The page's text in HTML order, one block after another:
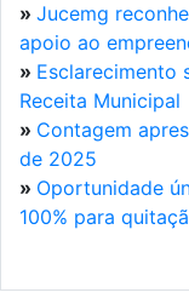
» Jucemg
apoio ao
» Esclarecimento
Receita Municipal
» Contagem
de 2025
» Oportunidade
100% para